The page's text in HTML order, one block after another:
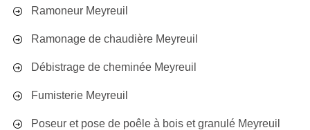
Ramoneur Meyreuil
Ramonage de chaudière Meyreuil
Débistrage de cheminée Meyreuil
Fumisterie Meyreuil
Poseur et pose de poêle à bois et granulé Meyreuil